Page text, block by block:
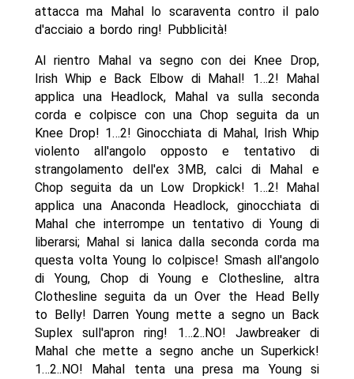
attacca ma Mahal lo scaraventa contro il palo
d'acciaio a bordo ring! Pubblicità!
Al rientro Mahal va segno con dei Knee Drop,
Irish Whip e Back Elbow di Mahal! 1…2! Mahal
applica una Headlock, Mahal va sulla seconda
corda e colpisce con una Chop seguita da un
Knee Drop! 1…2! Ginocchiata di Mahal, Irish Whip
violento all'angolo opposto e tentativo di
strangolamento dell'ex 3MB, calci di Mahal e
Chop seguita da un Low Dropkick! 1…2! Mahal
applica una Anaconda Headlock, ginocchiata di
Mahal che interrompe un tentativo di Young di
liberarsi; Mahal si lanica dalla seconda corda ma
questa volta Young lo colpisce! Smash all'angolo
di Young, Chop di Young e Clothesline, altra
Clothesline seguita da un Over the Head Belly
to Belly! Darren Young mette a segno un Back
Suplex sull'apron ring! 1…2..NO! Jawbreaker di
Mahal che mette a segno anche un Superkick!
1…2..NO! Mahal tenta una presa ma Young si